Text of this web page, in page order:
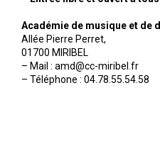
Académie de musique et de
Allée Pierre Perret,
01700 MIRIBEL
– Mail : amd@cc-miribel.fr
– Téléphone : 04.78.55.54.58